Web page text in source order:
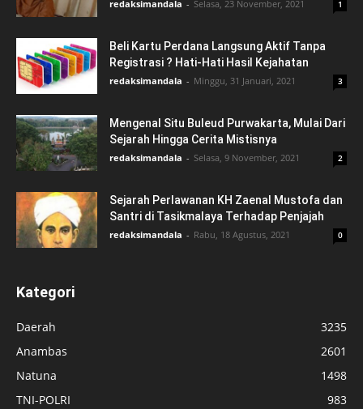
redaksimandala - Selasa, 23 November, 2021 1
Beli Kartu Perdana Langsung Aktif Tanpa
Registrasi ? Hati-Hati Hasil Kejahatan
redaksimandala - Minggu, 31 Januari, 2021 3
Mengenal Situ Buleud Purwakarta, Mulai Dari
Sejarah Hingga Cerita Mistisnya
redaksimandala - Selasa, 9 November, 2021 2
Sejarah Perlawanan KH Zaenal Mustofa dan
Santri di Tasikmalaya Terhadap Penjajah
redaksimandala - Rabu, 18 Agustus, 2021 0
Kategori
Daerah
3235
Anambas
2601
Natuna
1498
TNI-POLRI
983